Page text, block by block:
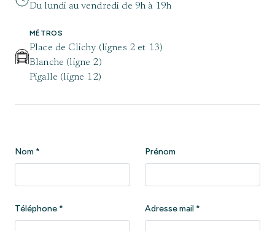
Du lundi au vendredi de 9h à 19h
MÉTROS
Place de Clichy (lignes 2 et 13)
Blanche (ligne 2)
Pigalle (ligne 12)
Nom * Prénom
Téléphone* Adresse mail *